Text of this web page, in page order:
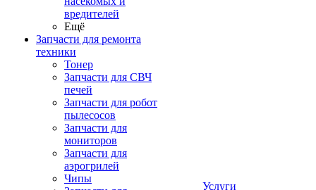
вредителей
Ещё
Запчасти для ремонта
техники
Тонер
Запчасти для СВЧ
печей
Запчасти для робот
пылесосов
Запчасти для
мониторов
Запчасти для
аэрогрилей
Чипы
Услуги